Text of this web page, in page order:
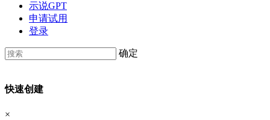
示说GPT
申请试用
登录
确定
快速创建
×